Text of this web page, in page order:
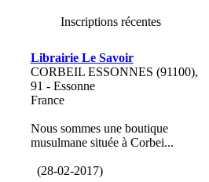
Inscriptions récentes
Librairie Le Savoir
CORBEIL ESSONNES (91100),
91 - Essonne
France
Nous sommes une boutique
musulmane située à Corbei...
(28-02-2017)